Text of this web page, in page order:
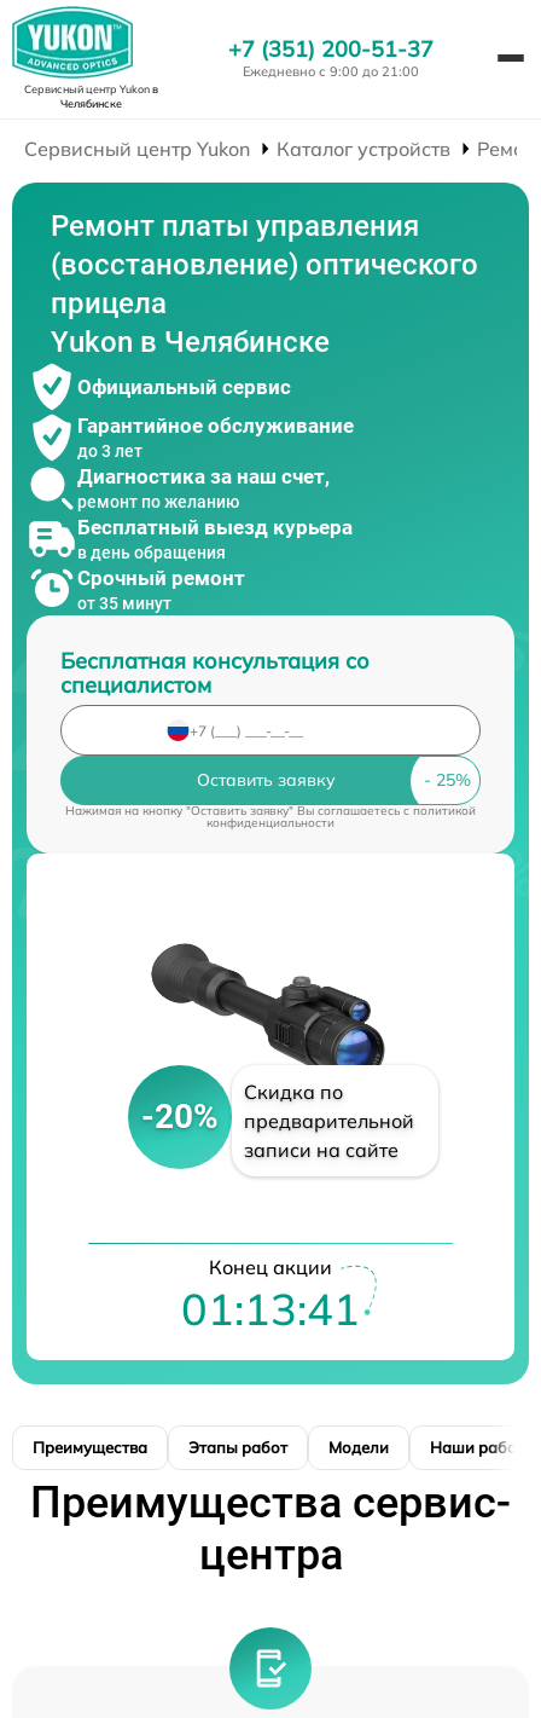
Сервисный центр Yukonв
Челябинске
+7 (351) 200-51-37
Ежедневно с 9:00 до 21:00
Сервисный центр Yukon Каталог устройств
Ремонт платы управления
(восстановление) оптического
прицела
Yukon в Челябинске
Официальный сервис
Гарантийное обслуживание
до 3 лет
Диагностика за наш счет,
ремонт по желанию
Бесплатный выезд курьера
в день обращения
Срочный ремонт
от 35 минут
Бесплатная консультация со
специалистом
Оставить заявку
Нажимая на кнопку "Оставить заявку" Вы соглашаетесь cполитикой
конфиденциальности
-20%
Скидка по
предварительной
записи на сайте
Конец акции
01:13:40
Преимущества Этапы работ Модели Наши работы
Преимущества сервис-
центра